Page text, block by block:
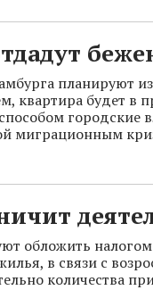
планируют
квартира будет в
городские
миграционным
обложить
в связи с
количества